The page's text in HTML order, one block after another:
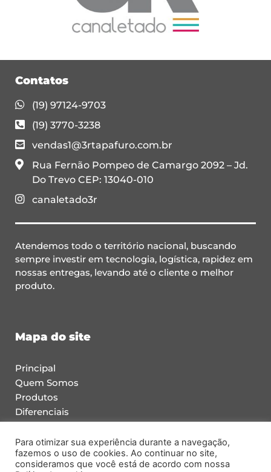
Contatos
(19) 97124-9703
(19) 3770-3238
vendas1@3rtapafuro.com.br
Rua Fernão Pompeo de Camargo 2092 – Jd.
Do Trevo CEP: 13040-010
canaletado3r
Atendemos todo o território nacional, buscando
sempre investir em tecnologia, logística, rapidez em
nossas entregas, levando até o cliente o melhor
produto.
Mapa do site
Principal
Quem Somos
Produtos
Diferenciais
Contato
Faça um Orçamento
Para otimizar sua experiência durante a navegação,
fazemos o uso de cookies. Ao continuar no site,
consideramos que você está de acordo com nossa